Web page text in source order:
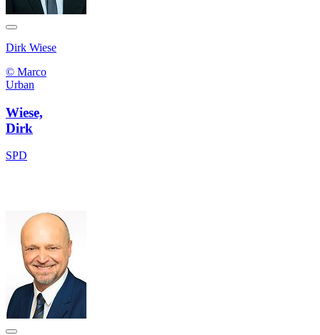
Dirk Wiese
© Marco
Urban
Wiese,
Dirk
SPD